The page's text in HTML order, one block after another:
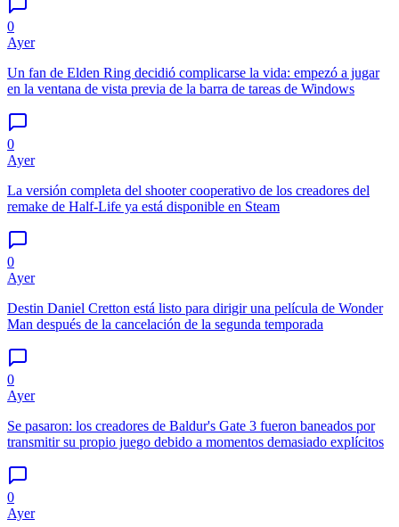
0
Ayer
Un fan de Elden Ring decidió complicarse la vida: empezó a jugar
en la ventana de vista previa de la barra de tareas de Windows
0
Ayer
La versión completa del shooter cooperativo de los creadores del
remake de Half-Life ya está disponible en Steam
0
Ayer
Destin Daniel Cretton está listo para dirigir una película de Wonder
Man después de la cancelación de la segunda temporada
0
Ayer
Se pasaron: los creadores de Baldur's Gate 3 fueron baneados por
transmitir su propio juego debido a momentos demasiado explícitos
0
Ayer